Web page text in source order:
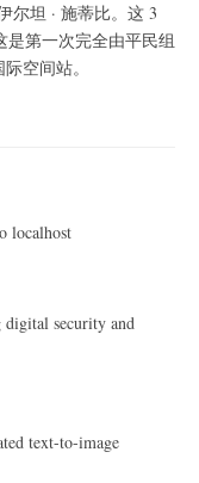
尔坦 · 施蒂比。这 3
是第一次完全由平民组
空间站。
localhost
security and
text-to-image